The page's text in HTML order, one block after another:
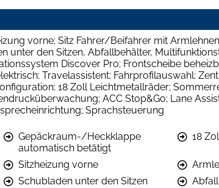
vorne; Sitz Fahrer/Beifahrer mit
unter den Sitzen, Abfallbehälter,
Discover Pro; Frontscheibe
Travelassistent; Fahrprofilauswahl;
18 Zoll Leichtmetallräder;
ACC Stop&Go; Lane
Sprachsteuerung
Gepäckraum-/Heckklappe
automatisch betätigt
18
Sitzheizung vorne
Schubladen unter den Sitzen